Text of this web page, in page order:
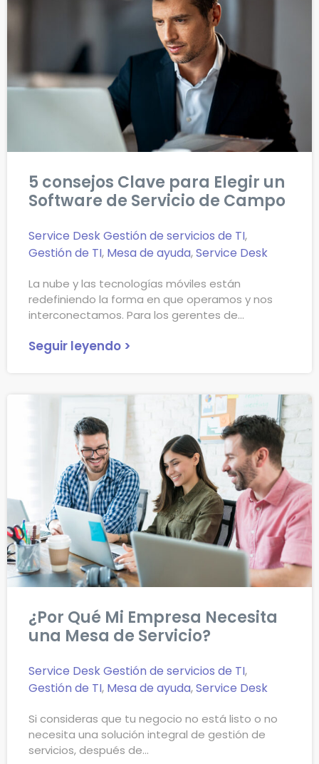
5 consejos Clave para Elegir un
Software de Servicio de Campo
Service DeskGestión de servicios de TI,
Gestión de TI, Mesa de ayuda,Service Desk
La nube y las tecnologías móviles están
redefiniendo la forma en que operamos y nos
interconectamos. Para los gerentes de
Seguir leyendo >
¿Por Qué Mi Empresa Necesita
una Mesa de Servicio?
Service DeskGestión de servicios de TI,
Gestión de TI, Mesa de ayuda,Service Desk
Si consideras que tu negocio no está listo o no
necesita una solución integral de gestión de
servicios, después de